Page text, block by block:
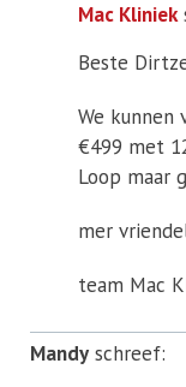
Mac Kliniek
Beste
We kunnen
€499 met
Loop maar
mer
team Mac
Mandy schreef: